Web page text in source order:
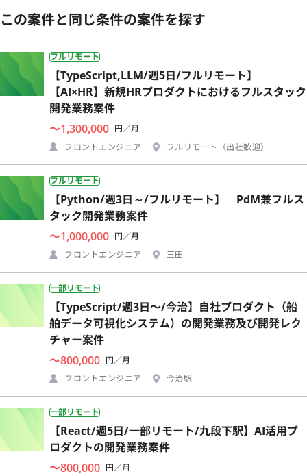
この案件と同じ条件の案件を探す
フルリモート
【TypeScript,LLM/週5日/フルリモート】
【AI×HR】新規HRプロダクトにおけるフルスタック
開発業務案件
〜1,300,000 円／月
フロントエンジニア
フルリモート（出社歓迎）
フルリモート
【Python/週3日～/フルリモート】 PdM兼フルス
タック開発業務案件
〜1,000,000 円／月
フロントエンジニア
三田
一部リモート
【TypeScript/週3日〜/今治】自社プロダクト（船
舶データ可視化システム）の開発業務及び開発レク
チャー案件
〜800,000 円／月
フロントエンジニア
今治駅
一部リモート
【React/週5日/一部リモート/九段下駅】AI活用プ
ロダクトの開発業務案件
〜800,000 円／月